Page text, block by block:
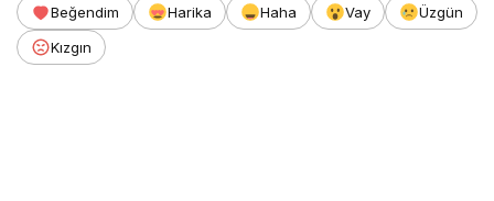
Beğendim Harika Haha Vay
Üzgün
Kızgın